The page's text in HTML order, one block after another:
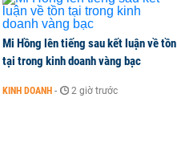
Mi Hồng lên tiếng sau kết luận về tồn
tại trong kinh doanh vàng bạc
KINH DOANH - 2 giờ trước